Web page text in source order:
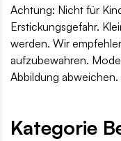
Achtung: Nicht für
Erstickungsgefahr.
werden. Wir
aufzubewahren.
Abbildung abweichen.
Kategorie